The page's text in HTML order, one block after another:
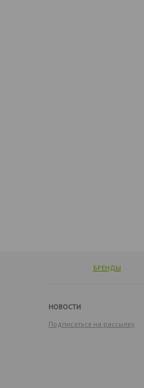
БРЕНДЫ
НОВОСТИ
Подписаться на рассылку